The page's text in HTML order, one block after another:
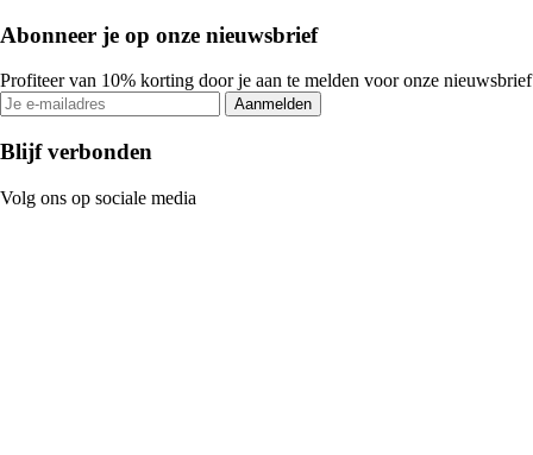
Abonneer je op onze nieuwsbrief
Profiteer van 10% korting door je aan te melden voor onze nieuwsbrief
Aanmelden
Blijf verbonden
Volg ons op sociale media